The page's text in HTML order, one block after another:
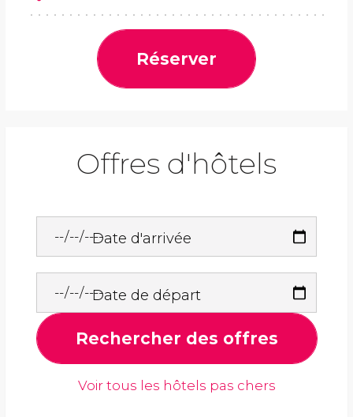
Réserver
Offres d'hôtels
Date d'arrivée
Date de départ
Rechercher des offres
Voir tous les hôtels pas chers